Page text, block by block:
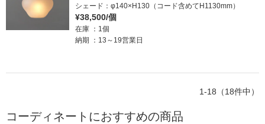
シェード：φ140×H130（コード含めてH1130mm）
¥38,500/個
在庫
1個
納期
13～19営業日
1-18（18件中）
コーディネートにおすすめの商品